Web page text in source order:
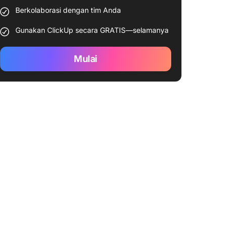
Berkolaborasi dengan tim Anda
Gunakan ClickUp secara GRATIS—selamanya
Mulai